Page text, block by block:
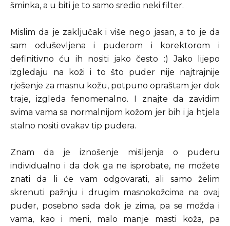
šminka, a u biti je to samo sredio neki filter.
Mislim da je zaključak i više nego jasan, a to je da
sam oduševljena i puderom i korektorom i
definitivno ću ih nositi jako često :) Jako lijepo
izgledaju na koži i to što puder nije najtrajnije
rješenje za masnu kožu, potpuno opraštam jer dok
traje, izgleda fenomenalno. I znajte da zavidim
svima vama sa normalnijom kožom jer bih i ja htjela
stalno nositi ovakav tip pudera.
Znam da je iznošenje mišljenja o puderu
individualno i da dok ga ne isprobate, ne možete
znati da li će vam odgovarati, ali samo želim
skrenuti pažnju i drugim masnokožcima na ovaj
puder, posebno sada dok je zima, pa se možda i
vama, kao i meni, malo manje masti koža, pa